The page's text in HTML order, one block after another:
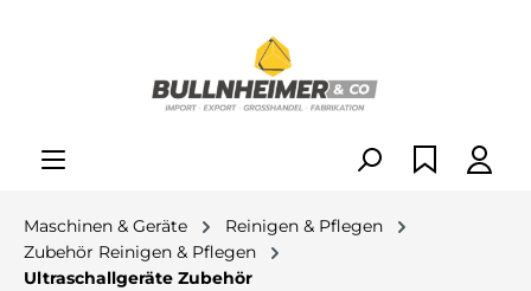
Maschinen & Geräte
Reinigen & Pflegen
Zubehör Reinigen & Pflegen
Ultraschallgeräte Zubehör